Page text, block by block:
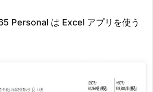
Personal は Excel アプリを使う